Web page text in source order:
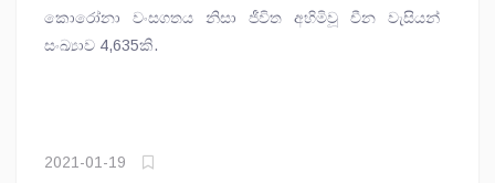
කොරෝනා වංසගතය නිසා ජීවිත අහිමිවූ චීන වැසියන්
සංඛ්‍යාව 4,635කි.
2021-01-19